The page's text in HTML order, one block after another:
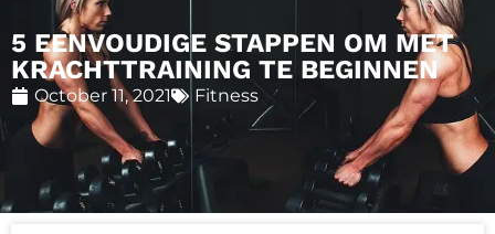
5 EENVOUDIGE STAPPEN OM MET
KRACHTTRAINING TE BEGINNEN
October 11, 2021 Fitness